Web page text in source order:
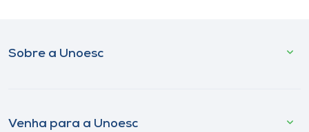
Sobre a Unoesc
Venha para a Unoesc